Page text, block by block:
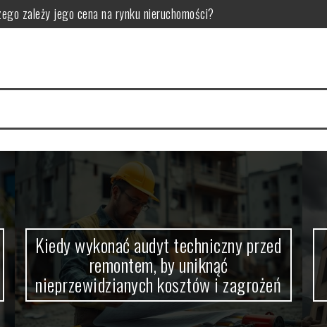
zależy jego cena na rynku nieruchomości?
kluczowe sytuacje i praktyczne wskazówki przed decyzją
kluczowe kroki i typowe pułapki przed kontrolą
kluczowe listy i najczęstsze pułapki do uniknięcia
elementy i interpretacja dla skutecznych decyzji
Kiedy wykonać audyt techniczny przed
remontem, by uniknąć
nieprzewidzianych kosztów i zagrożeń